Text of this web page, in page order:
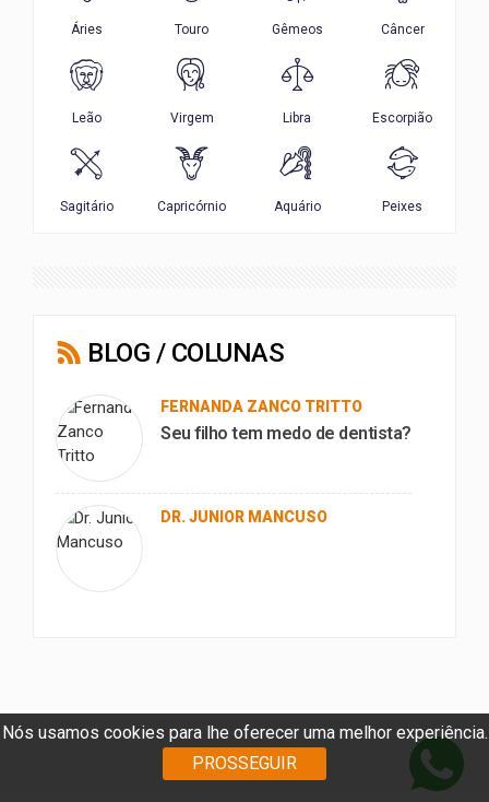
Nós usamos cookies para lhe oferecer uma melhor experiência.
PROSSEGUIR
BLOG / COLUNAS
FERNANDA ZANCO TRITTO
Seu filho tem medo de dentista?
DR. JUNIOR MANCUSO